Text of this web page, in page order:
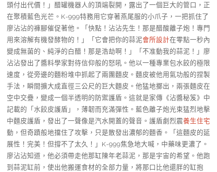
頭付出代價！」醋罐機器人的頂端裂開，露出了一個巨大的管口，正
在聚積藍色光芒。K-999特務用它穿著燕尾服的小爪子，一把抓住了
廖沾沾的褲腳催促著他。「快點！沾沾先生！那是醋酸離子炮！專門
用來溶解有機發酵物的！」「它會把你的蒜泥會所設計在零點一秒內
變成無菌的、純淨的白醋！那是浩劫啊！」「不准動我的蒜泥！」廖
沾沾發出了醬料學家對待信仰般的怒吼。他以一種專業包水餃的極限
速度，從旁邊的麵粉堆中抓起了兩團麵皮。麵皮被他用氣功般的捏製
手法，瞬間擴大成直徑三公尺的巨大麵皮。他猛地擲出，兩張麵皮在
空中交疊，變成一個半透明的防禦護盾。這就是家傳《沾醬秘笈》中
記載的「水餃皮護盾」，薄韌而充滿彈性。藍色離子炮光束猛烈地擊
中麵皮護盾，發出了一聲像是汽水開蓋的聲音。護盾劇烈震養生住宅
動，但奇蹟般地擋住了攻擊，只是散發出濃郁的麵香。「這麵皮的延
展性！完美！但撐不了太久！」K-999焦急地大喊，中藥味更濃了。
廖沾沾知道，他必須帶走他那缸陳年老蒜泥，那是宇宙的希望。他跑
到蒜泥缸前，使出他搬運食材的全部力量，將那口比他還胖的缸抱